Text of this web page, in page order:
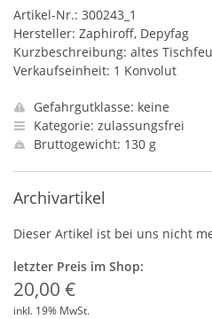
Artikel-Nr.: 300243_1
Hersteller: Zaphiroff, Depyfag
Kurzbeschreibung: altes
Verkaufseinheit: 1 Konvolut
Gefahrgutklasse: keine
Kategorie: zulassungsfrei
Bruttogewicht: 130 g
Archivartikel
Dieser Artikel ist bei uns nicht
letzter Preis im Shop:
20,00 €
inkl. 19% MwSt.